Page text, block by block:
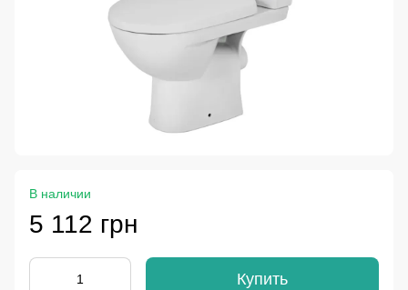
В наличии
5 112 грн
Купить